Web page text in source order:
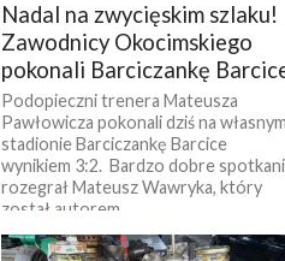
Nadal na zwycięskim szlaku!
Zawodnicy Okocimskiego
pokonali Barciczankę
Podopieczni trenera Mateusza
Pawłowicza pokonali dziś na własnym
stadionie Barciczankę Barcice
wynikiem 3:2. Bardzo dobre
rozegrał Mateusz Wawryka, który
został autorem...